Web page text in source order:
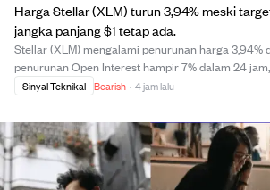
Harga Stellar (XLM) turun 3,94% meski
jangka panjang $1 tetap ada.
Stellar (XLM) mengalami penurunan harga 3,94%
penurunan Open Interest hampir 7% dalam 24 jam,
menandakan kepercayaan trader menurun. Meski
support penting $0,173, prospek jangka panjang
Sinyal Teknikal Bearish · 4 jam lalu